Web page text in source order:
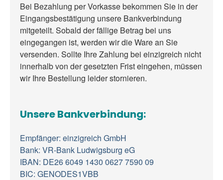
Bei Bezahlung per Vorkasse bekommen Sie in der
Eingangsbestätigung unsere Bankverbindung
mitgeteilt. Sobald der fällige Betrag bei uns
eingegangen ist, werden wir die Ware an Sie
versenden. Sollte Ihre Zahlung bei einzigreich nicht
innerhalb von der gesetzten Frist eingehen, müssen
wir Ihre Bestellung leider stornieren.
Unsere Bankverbindung:
Empfänger: einzigreich GmbH
Bank: VR-Bank Ludwigsburg eG
IBAN: DE26 6049 1430 0627 7590 09
BIC: GENODES1VBB